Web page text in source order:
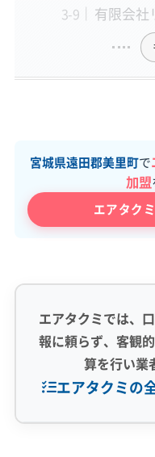
有限会社
宮城県遠田郡美里町で
加盟
エアタク
エアタクミでは、
報に頼らず、客観
算を行い業
エアタクミの